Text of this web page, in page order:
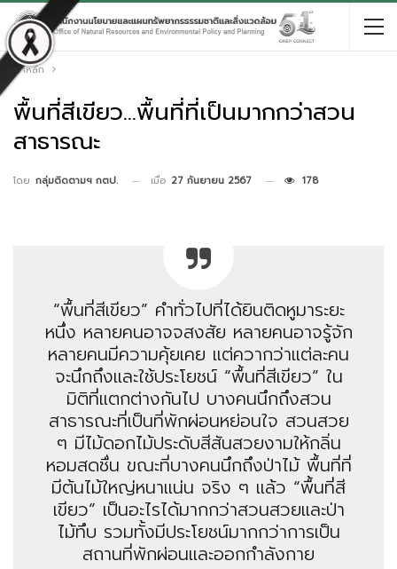
หน้าหลัก
พื้นที่สีเขียว…พื้นที่ที่เป็นมากกว่าสวน
สาธารณะ
โดย กลุ่มติดตามฯ กตป. เมื่อ 27 กันยายน 2567 178
“พื้นที่สีเขียว” คำทั่วไปที่ได้ยินติดหูมาระยะ
หนึ่ง หลายคนอาจจสงสัย หลายคนอาจรู้จัก
หลายคนมีความคุ้ยเคย แต่ควากว่าแต่ละคน
จะนึกถึงและใช้ประโยชน์ “พื้นที่สีเขียว” ใน
มิติที่แตกต่างกันไป บางคนนึกถึงสวน
สาธารณะที่เป็นที่พักผ่อนหย่อนใจ สวนสวย
ๆ มีไม้ดอกไม้ประดับสีสันสวยงามให้กลิ่น
หอมสดชื่น ขณะที่บางคนนึกถึงป่าไม้ พื้นที่ที่
มีต้นไม้ใหญ่หนาแน่น จริง ๆ แล้ว “พื้นที่สี
เขียว” เป็นอะไรได้มากกว่าสวนสวยและป่า
ไม้ทึบ รวมทั้งมีประโยชน์มากกว่าการเป็น
สถานที่พักผ่อนและออกกำลังกาย